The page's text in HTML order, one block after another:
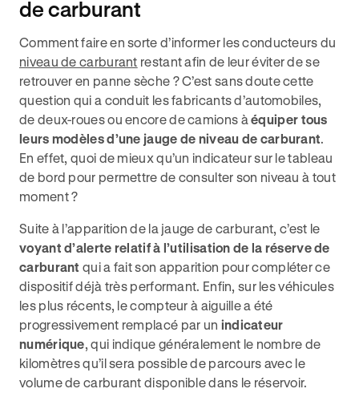
de carburant
Comment faire en sorte d’informer les conducteurs du
niveau de carburant restant afin de leur éviter de se
retrouver en panne sèche ? C’est sans doute cette
question qui a conduit les fabricants d’automobiles,
de deux-roues ou encore de camions àéquiper tous
leurs modèles d’une jauge de niveau de carburant.
En effet, quoi de mieux qu’un indicateur sur le tableau
de bord pour permettre de consulter son niveau à tout
moment ?
Suite à l’apparition de la jauge de carburant, c’est le
voyant d’alerte relatif à l’utilisation de la réserve de
carburant qui a fait son apparition pour compléter ce
dispositif déjà très performant. Enfin, sur les véhicules
les plus récents, le compteur à aiguille a été
progressivement remplacé par un indicateur
numérique, qui indique généralement le nombre de
kilomètres qu’il sera possible de parcours avec le
volume de carburant disponible dans le réservoir.